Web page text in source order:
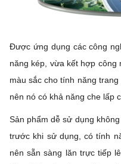
Được ứng dụng các công
năng kép, vừa kết hợp công
màu sắc cho tính năng
nên nó có khả năng che lấp
Sản phẩm dễ sử dụng
trước khi sử dụng, có tính
nên sẵn sàng lăn trực tiếp